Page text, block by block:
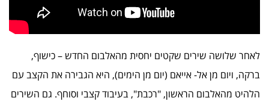
לאחר שלושה שירים שקטים יחסית מהאלבום החדש – כישוף,
ברקה, ויום מן אל- אייאם (יום מן הימים), היא הגבירה את הקצב עם
הלהיט מהאלבום הראשון, "רכבת", בעיבוד קצבי וסוחף. גם השירים